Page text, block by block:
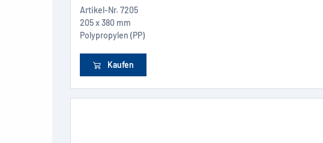
Artikel-Nr. 7205
205 x 380 mm
Polypropylen (PP)
Kaufen